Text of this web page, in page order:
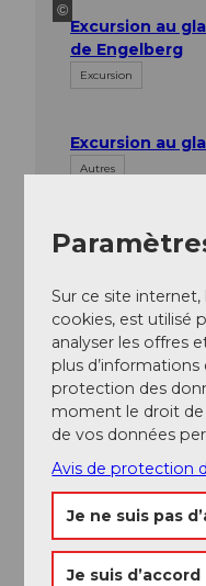
©
Excursion au
de Engelberg
Excursion
Excursion au
Autres
A proximité
A voir
Excursions
Sur ce site internet,
cookies, est utilisé
analyser les offres
plus d’informations
protection des
moment le droit
de vos données
Avis de protection
Je ne suis pas
Je suis d’accord